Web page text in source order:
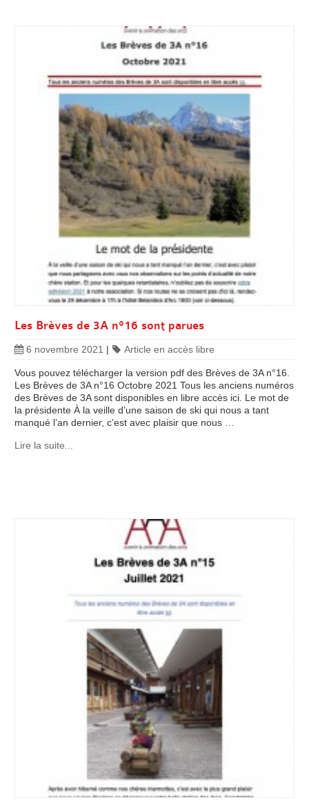
Les Brèves de 3A n°16 sont parues
6 novembre 2021 | Article en accès libre
Vous pouvez télécharger la version pdf des Brèves de 3A n°16.
Les Brèves de 3A n°16 Octobre 2021 Tous les anciens numéros
des Brèves de 3A sont disponibles en libre accès ici. Le mot de
la présidente À la veille d’une saison de ski qui nous a tant
manqué l’an dernier, c’est avec plaisir que nous …
Lire la suite...